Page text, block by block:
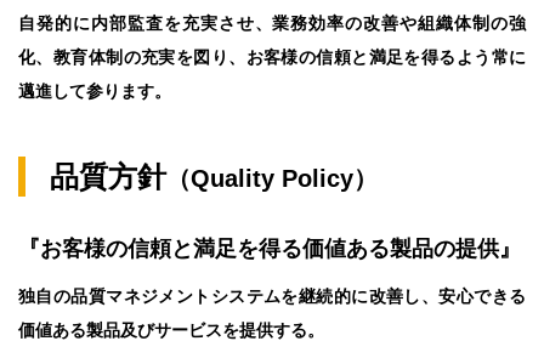
自発的に内部監査を充実させ、業務効率の改善や組織体制の強
化、教育体制の充実を図り、お客様の信頼と満足を得るよう常に
邁進して参ります。
品質方針（Quality Policy）
『お客様の信頼と満足を得る価値ある製品の提供』
独自の品質マネジメントシステムを継続的に改善し、安心できる
価値ある製品及びサービスを提供する。